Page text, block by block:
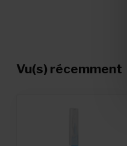
Vu(s) récemment